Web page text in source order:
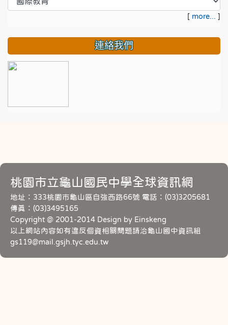
[ more... ]
連絡我們
桃園市立龜山國民中學全球資訊網
地址：333桃園市龜山區自強西路66號 電話：(03)3205681
傳真：(03)3495165
Copyright @ 2001-2014 Design by Einskeng
以上網站內容如有違反個資相關問題請洽龜山國中資訊組
gs119@mail.gsjh.tyc.edu.tw